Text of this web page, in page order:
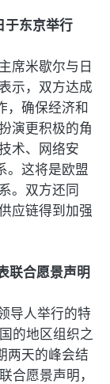
于东京举行
席米歇尔与日
示，双方达成
，确保经济和
演更积极的角
术、网络安
。这将是欧盟
。双方还同
应链得到加强
联合愿景声明
导人举行的特
的地区组织之
两天的峰会结
合愿景声明，